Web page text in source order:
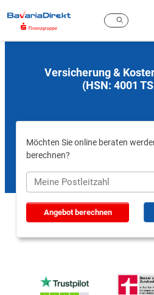
Hauptinhalt
Versicherung &
(HSN: 4001
Möchten Sie online beraten
berechnen?
Angebot berechnen